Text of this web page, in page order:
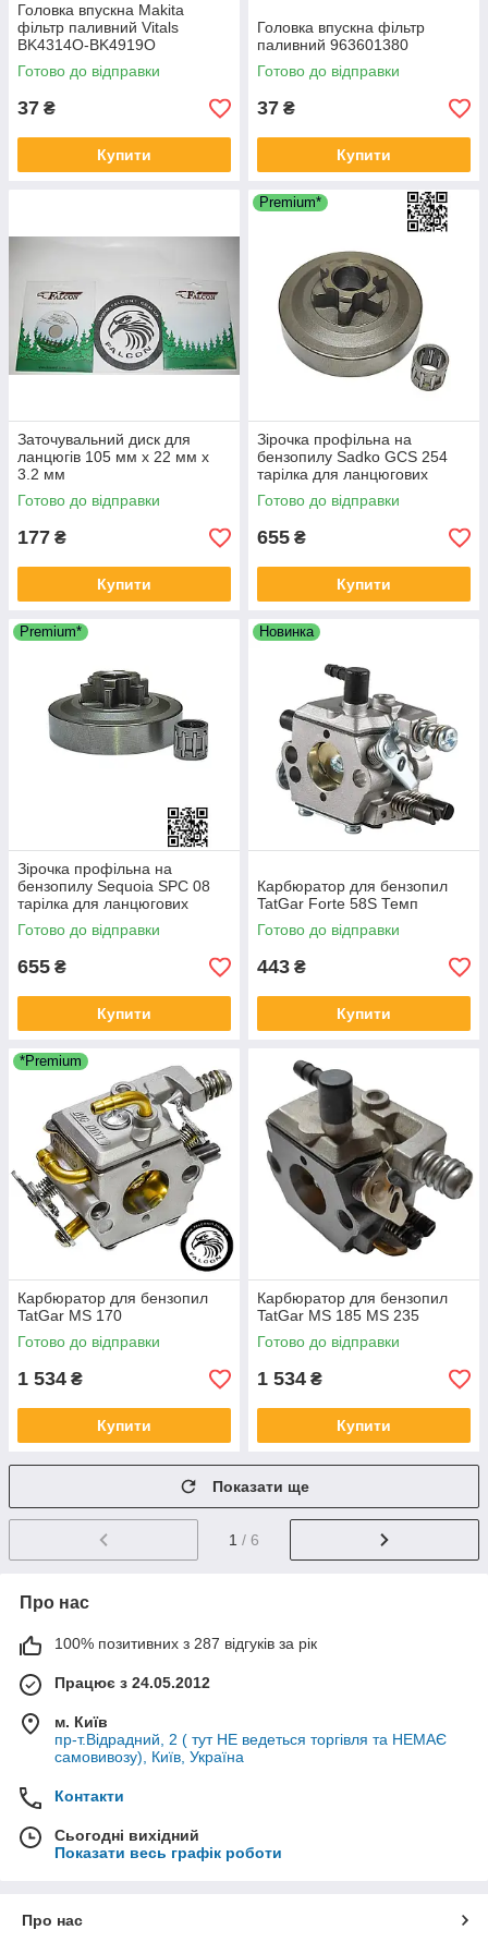
Головка впускна Makita
фільтр паливний Vitals
BK4314O-BK4919O
963601380
Готово до відправки
37 ₴
Купити
Головка впускна фільтр
паливний 963601380
Готово до відправки
37 ₴
Купити
Заточувальний диск для
ланцюгів 105 мм x 22 мм x
3.2 мм
Готово до відправки
177 ₴
Купити
Premium*
Зірочка профільна на
бензопилу Sadko GCS 254
тарілка для ланцюгових
бензопил Makita 3110 Ta tra
2500 на мотопилку Oleo-Mac
GS 260
Готово до відправки
655 ₴
Купити
Premium*
Зірочка профільна на
бензопилу Sequoia SPC 08
тарілка для ланцюгових
бензопил Секвойя 08
Готово до відправки
655 ₴
Купити
Новинка
Карбюратор для бензопил
TatGar Forte 58S Темп
Готово до відправки
443 ₴
Купити
*Premium
Карбюратор для бензопил
TatGar MS 170
Готово до відправки
1 534 ₴
Купити
Карбюратор для бензопил
TatGar MS 185 MS 235
Готово до відправки
1 534 ₴
Купити
Показати ще
1 / 6
Про нас
100% позитивних з 287 відгуків за рік
Працює з 24.05.2012
м. Київ
пр-т.Відрадний, 2 ( тут НЕ ведеться торгівля та НЕМАЄ
самовивозу), Київ, Україна
Контакти
Сьогодні вихідний
Показати весь графік роботи
Про нас